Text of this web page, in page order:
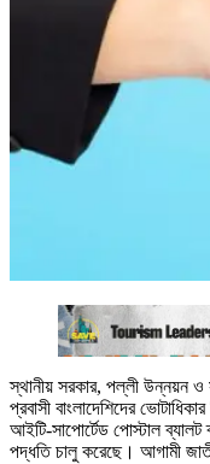
স্থানীয় সরকার, পল্লী উন্নয়ন ও
প্রবাসী বাংলাদেশিদের
আইটি-সাপোর্টেড পোস্টাল
পদ্ধতি চালু করেছে। আগামী